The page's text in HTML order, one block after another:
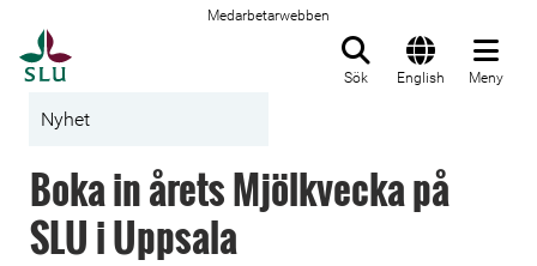
Medarbetarwebben
Sök English Meny
Nyhet
Boka in årets Mjölkvecka på
SLU i Uppsala